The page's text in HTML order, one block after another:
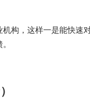
构，这样一是能快速